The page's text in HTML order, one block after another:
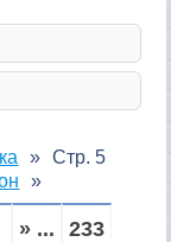
Стр. 5
» ... 233